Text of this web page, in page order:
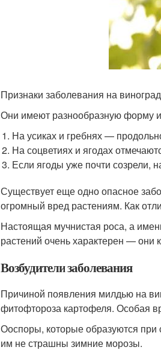
Признаки заболевания на
Они имеют разнообразную форму и
На усиках и гребнях —
На соцветиях и ягодах
Если ягоды уже почти созрели,
Существует еще одно опасное
огромный вред растениям. Как
Настоящая мучнистая роса, а
растений очень характерен — они
Возбудители заболевания
Причиной появления милдью на
фитофтороза картофеля. Особая
Ооспоры, которые образуются при
им не страшны зимние морозы.